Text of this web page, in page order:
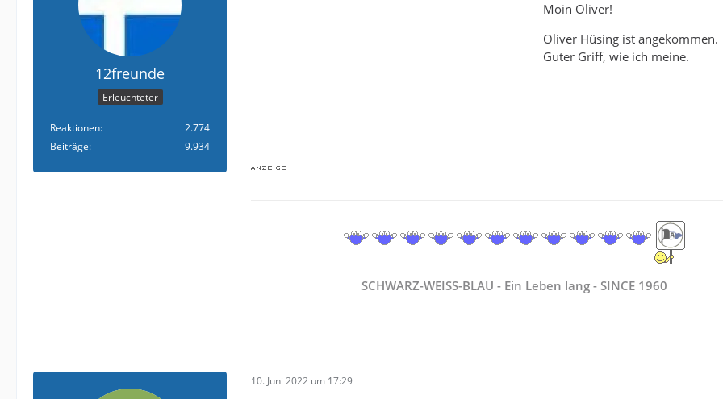
12freunde
Erleuchteter
Reaktionen
2.774
Beiträge
9.934
Moin Oliver!
Oliver Hüsing ist angekommen.
Guter Griff, wie ich meine.
SCHWARZ-WEISS-BLAU - Ein Leben lang - SINCE 1960
10. Juni 2022 um 17:29